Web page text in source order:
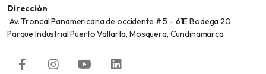
Dirección
Av. Troncal Panamericana de occidente # 5 – 61E Bodega 20,
Parque Industrial Puerto Vallarta, Mosquera, Cundinamarca